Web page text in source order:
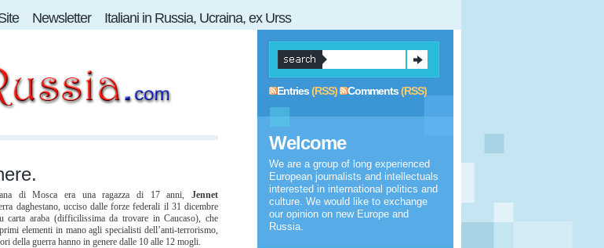
Newsletter Italiani in Russia, Ucraina, ex Urss
di Mosca era una ragazza di 17 anni, Jennet
daghestano, ucciso dalle forze federali il 31 dicembre
carta araba (difficilissima da trovare in Caucaso), che
elementi in mano agli specialisti dell’anti-terrorismo,
della guerra hanno in genere dalle 10 alle 12 mogli.
Entries(RSS) Comments(RSS)
Welcome
We are a group of long experienced
European journalists and intellectuals
interested in international politics and
culture. We would like to exchange
our opinion on new Europe and
Russia.